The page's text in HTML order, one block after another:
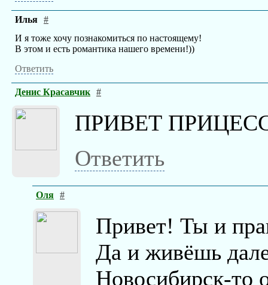
Илья #
И я тоже хочу познакомиться по настоящему!
В этом и есть романтика нашего времени!))
Ответить
Денис Красавчик #
ПРИВЕТ
Ответить
Оля #
Привет! Ты и
Да и живёшь
Новосибирск-то